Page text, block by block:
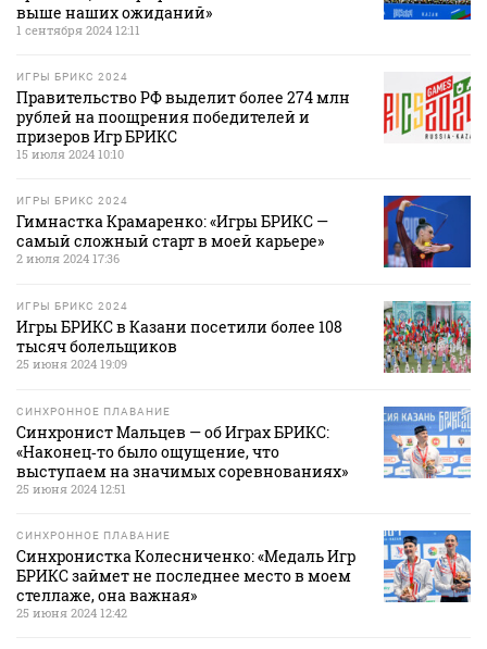
выше наших ожиданий»
1 сентября 2024 12:11
ИГРЫ БРИКС 2024
Правительство РФ выделит более 274 млн
рублей на поощрения победителей и
призеров Игр БРИКС
15 июля 2024 10:10
ИГРЫ БРИКС 2024
Гимнастка Крамаренко: «Игры БРИКС —
самый сложный старт в моей карьере»
2 июля 2024 17:36
ИГРЫ БРИКС 2024
Игры БРИКС в Казани посетили более 108
тысяч болельщиков
25 июня 2024 19:09
СИНХРОННОЕ ПЛАВАНИЕ
Синхронист Мальцев — об Играх БРИКС:
«Наконец‑то было ощущение, что
выступаем на значимых соревнованиях»
25 июня 2024 12:51
СИНХРОННОЕ ПЛАВАНИЕ
Синхронистка Колесниченко: «Медаль Игр
БРИКС займет не последнее место в моем
стеллаже, она важная»
25 июня 2024 12:42